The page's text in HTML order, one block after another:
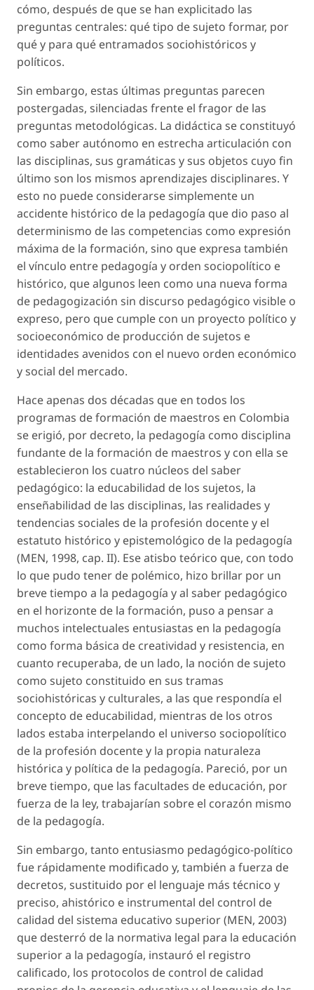
cómo, después de que se han explicitado las
preguntas centrales: qué tipo de sujeto formar, por
qué y para qué entramados sociohistóricos y
políticos.
Sin embargo, estas últimas preguntas parecen
postergadas, silenciadas frente el fragor de las
preguntas metodológicas. La didáctica se constituyó
como saber autónomo en estrecha articulación con
las disciplinas, sus gramáticas y sus objetos cuyo fin
último son los mismos aprendizajes disciplinares. Y
esto no puede considerarse simplemente un
accidente histórico de la pedagogía que dio paso al
determinismo de las competencias como expresión
máxima de la formación, sino que expresa también
el vínculo entre pedagogía y orden sociopolítico e
histórico, que algunos leen como una nueva forma
de pedagogización sin discurso pedagógico visible o
expreso, pero que cumple con un proyecto político y
socioeconómico de producción de sujetos e
identidades avenidos con el nuevo orden económico
y social del mercado.
Hace apenas dos décadas que en todos los
programas de formación de maestros en Colombia
se erigió, por decreto, la pedagogía como disciplina
fundante de la formación de maestros y con ella se
establecieron los cuatro núcleos del saber
pedagógico: la educabilidad de los sujetos, la
enseñabilidad de las disciplinas, las realidades y
tendencias sociales de la profesión docente y el
estatuto histórico y epistemológico de la pedagogía
(MEN, 1998, cap. II). Ese atisbo teórico que, con todo
lo que pudo tener de polémico, hizo brillar por un
breve tiempo a la pedagogía y al saber pedagógico
en el horizonte de la formación, puso a pensar a
muchos intelectuales entusiastas en la pedagogía
como forma básica de creatividad y resistencia, en
cuanto recuperaba, de un lado, la noción desujeto
como sujeto constituido en sus tramas
sociohistóricas y culturales, a las que respondía el
concepto de educabilidad, mientras de los otros
lados estaba interpelando el universo sociopolítico
de la profesión docente y la propia naturaleza
histórica y política de la pedagogía. Pareció, por un
breve tiempo, que las facultades de educación, por
fuerza de la ley, trabajarían sobre el corazón mismo
de la pedagogía.
Sin embargo, tanto entusiasmo pedagógico-político
fue rápidamente modificado y, también a fuerza de
decretos, sustituido por el lenguaje más técnico y
preciso, ahistórico e instrumental del control de
calidad del sistema educativo superior (MEN, 2003)
que desterró de la normativa legal para la educación
superior a la pedagogía, instauró el registro
calificado, los protocolos de control de calidad